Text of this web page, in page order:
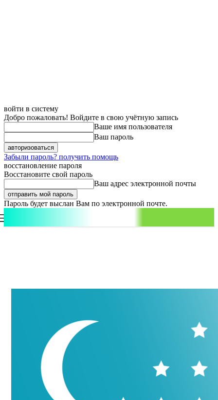
войти в систему
Добро пожаловать! Войдите в свою учётную запись
Ваше имя пользователя
Ваш пароль
Забыли пароль? получить помощь
восстановление пароля
Восстановите свой пароль
Ваш адрес электронной почты
Пароль будет выслан Вам по электронной почте.